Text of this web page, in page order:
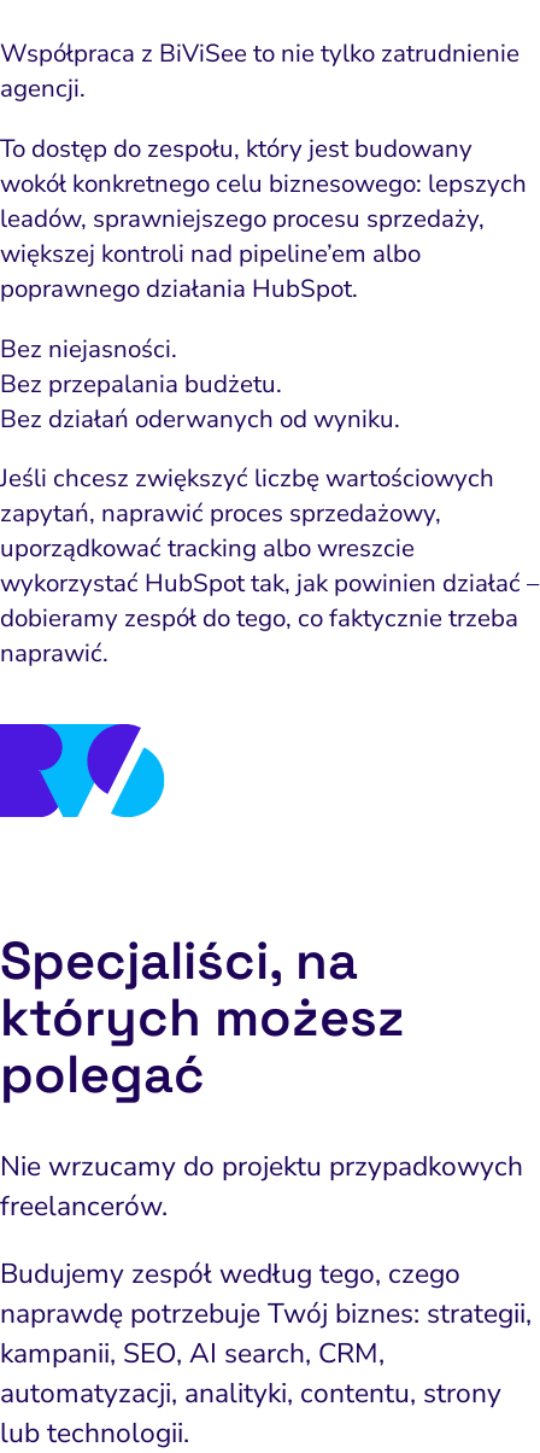
Współpraca z BiViSee to nie tylko zatrudnienie
agencji.
To dostęp do zespołu, który jest budowany
wokół konkretnego celu biznesowego: lepszych
leadów, sprawniejszego procesu sprzedaży,
większej kontroli nad pipeline’em albo
poprawnego działania HubSpot.
Bez niejasności.
Bez przepalania budżetu.
Bez działań oderwanych od wyniku.
Jeśli chcesz zwiększyć liczbę wartościowych
zapytań, naprawić proces sprzedażowy,
uporządkować tracking albo wreszcie
wykorzystać HubSpot tak, jak powinien działać –
dobieramy zespół do tego, co faktycznie trzeba
naprawić.
Współpraca z BiViSee to nie tylko zatrudnienie
agencji.
To dostęp do zespołu, który jest budowany
wokół konkretnego celu biznesowego: lepszych
leadów, sprawniejszego procesu sprzedaży,
większej kontroli nad pipeline’em albo
poprawnego działania HubSpot.
Bez niejasności.
Bez przepalania budżetu.
Bez działań oderwanych od wyniku.
Jeśli chcesz zwiększyć liczbę wartościowych
zapytań, naprawić proces sprzedażowy,
uporządkować tracking albo wreszcie
wykorzystać HubSpot tak, jak powinien działać –
dobieramy zespół do tego, co faktycznie trzeba
naprawić.
Specjaliści, na
których możesz
polegać
Nie wrzucamy do projektu przypadkowych
freelancerów.
Budujemy zespół według tego, czego
naprawdę potrzebuje Twój biznes: strategii,
kampanii, SEO, AI search, CRM,
automatyzacji, analityki, contentu, strony
lub technologii.